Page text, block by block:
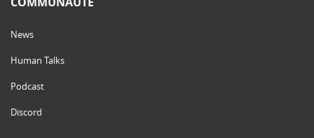
News
Human Talks
Podcast
Discord